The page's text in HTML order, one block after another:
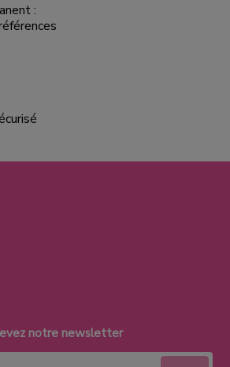
:
notre newsletter